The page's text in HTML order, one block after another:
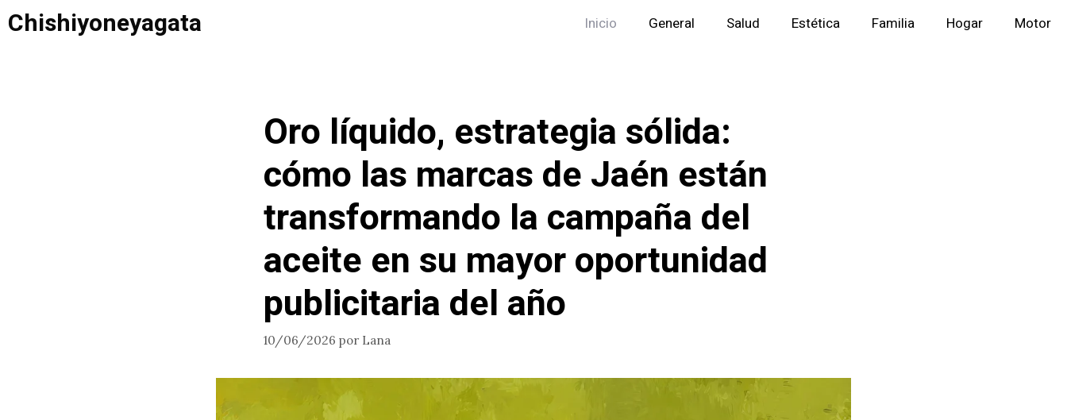
Saltar
Chishiyoneyagata Inicio General Salud Estética Familia Hogar Motor
Oro líquido, estrategia sólida:
cómo las marcas de Jaén están
transformando la campaña del
aceite en su mayor oportunidad
publicitaria del año
10/06/2026 por Lana